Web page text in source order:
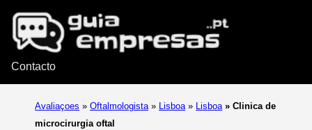
Contacto
Avaliaçoes » Oftalmologista » Lisboa » Lisboa » Clinica de
microcirurgia oftal